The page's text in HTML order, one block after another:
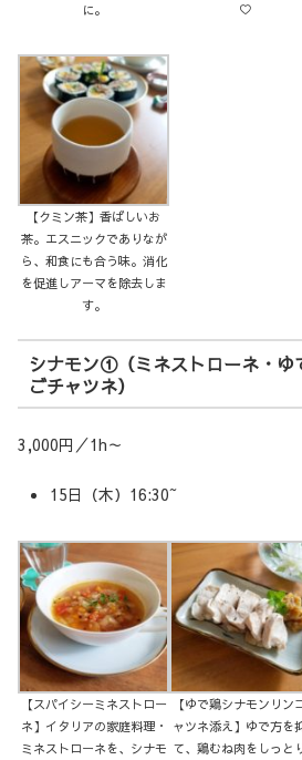
に。
♡
【クミン茶】香ばしいお
茶。エスニックでありなが
ら、和食にも合う味。消化
を促進しアーマを除去しま
す。
シナモン①（ミネストローネ・ゆ
ごチャツネ）
3,000円／1h～
15日（木）16:30~
【スパイシーミネストロー
ネ】イタリアの家庭料理・
ミネストローネを、シナモ
【ゆで鶏シナモンリン
ャツネ添え】ゆで方を
て、鶏むね肉をしっと